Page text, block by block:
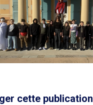
cette publication